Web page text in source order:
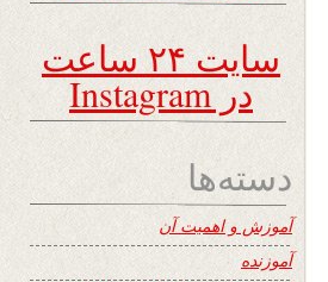
سایت ۲۴ ساعت
در Instagram
دسته‌ها
آموزش و اهمیت آن
آموزنده